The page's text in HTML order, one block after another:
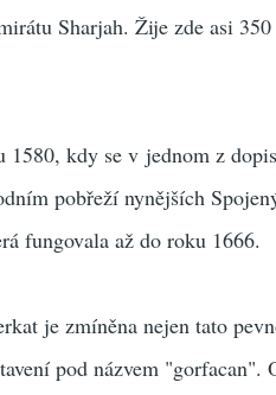
Sharjah. Žije zde asi
kdy se v jednom z
pobřeží nynějších
fungovala až do roku 1666.
je zmíněna nejen tato
pod názvem "gorfacan".